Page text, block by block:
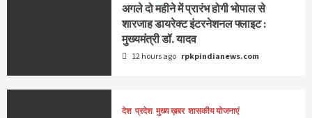
अगले दो महीने में प्रारंभ होगी भोपाल से
शारजाह डायरेक्ट इंटरनेशनल फ्लाइट :
मुख्यमंत्री डॉ. यादव
12 hours ago rpkpindianews.com
देश प्रदेश मुख्य ख़बर शासकीय योजनाएं